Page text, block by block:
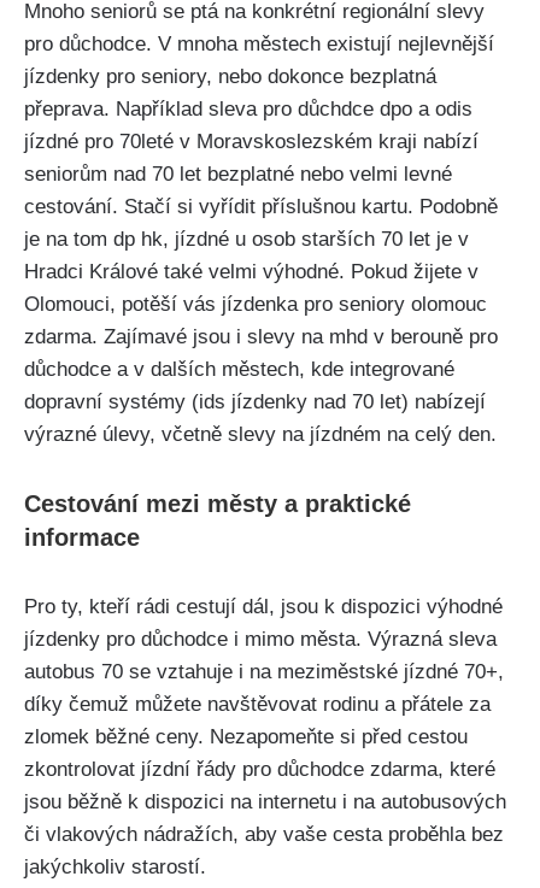
Mnoho seniorů se ptá na konkrétní regionální slevy
pro důchodce. V mnoha městech existují nejlevnější
jízdenky pro seniory, nebo dokonce bezplatná
přeprava. Například sleva pro důchdce dpo a odis
jízdné pro 70leté v Moravskoslezském kraji nabízí
seniorům nad 70 let bezplatné nebo velmi levné
cestování. Stačí si vyřídit příslušnou kartu. Podobně
je na tom dp hk, jízdné u osob starších 70 let je v
Hradci Králové také velmi výhodné. Pokud žijete v
Olomouci, potěší vás jízdenka pro seniory olomouc
zdarma. Zajímavé jsou i slevy na mhd v berouně pro
důchodce a v dalších městech, kde integrované
dopravní systémy (ids jízdenky nad 70 let) nabízejí
výrazné úlevy, včetně slevy na jízdném na celý den.
Cestování mezi městy a praktické
informace
Pro ty, kteří rádi cestují dál, jsou k dispozici výhodné
jízdenky pro důchodce i mimo města. Výrazná sleva
autobus 70 se vztahuje i na meziměstské jízdné 70+,
díky čemuž můžete navštěvovat rodinu a přátele za
zlomek běžné ceny. Nezapomeňte si před cestou
zkontrolovat jízdní řády pro důchodce zdarma, které
jsou běžně k dispozici na internetu i na autobusových
či vlakových nádražích, aby vaše cesta proběhla bez
jakýchkoliv starostí.